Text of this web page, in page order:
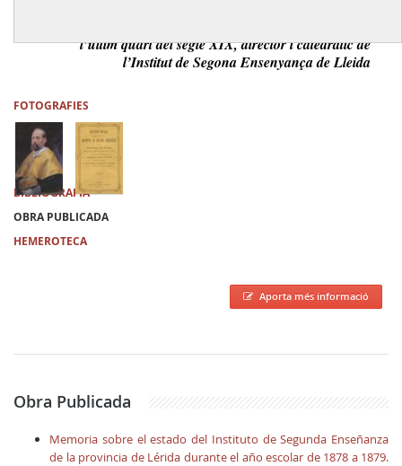
l’últim quart del segle XIX, director i catedràtic de
l’Institut de Segona Ensenyança de Lleida
FOTOGRAFIES
BIBLIOGRAFIA
OBRA PUBLICADA
HEMEROTECA
Aporta més informació
Obra Publicada
Memoria sobre el estado del Instituto de Segunda Enseñanza
de la provincia de Lérida durante el año escolar de 1878 a 1879.